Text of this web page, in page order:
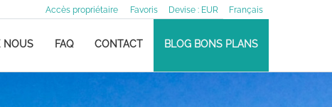
Français
Devise : EUR
Favoris
Accès propriétaire
NOUS FAQ CONTACT BLOG BONS PLANS